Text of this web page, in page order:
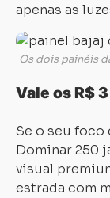
apenas as
Os dois painéis
Vale os R$
Se o seu foco
Dominar 250
visual
estrada com